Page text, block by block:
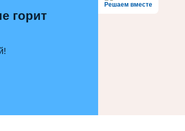
Решаем вместе
горит